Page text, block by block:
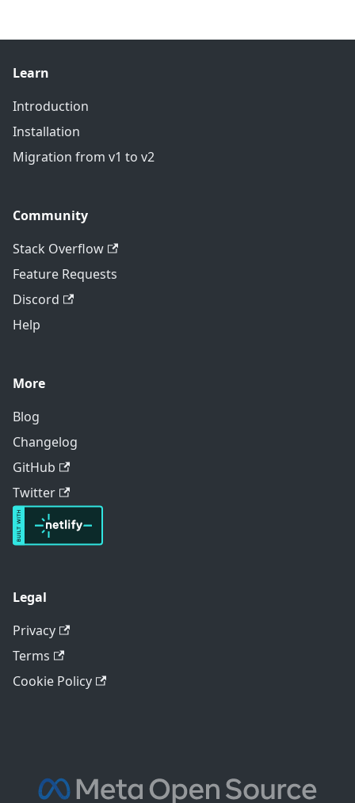
Learn
Introduction
Installation
Migration from v1 to v2
Community
Stack Overflow
Feature Requests
Discord
Help
More
Blog
Changelog
GitHub
Twitter
Legal
Privacy
Terms
Cookie Policy